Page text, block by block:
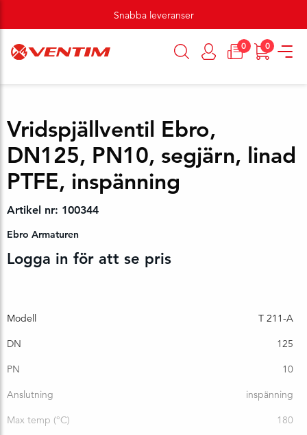
Snabba leveranser
0 0
Vridspjällventil Ebro,
DN125, PN10, segjärn, linad
PTFE, inspänning
Artikel nr: 100344
Ebro Armaturen
Logga in för att se pris
Modell T 211-A
DN 125
PN 10
Anslutning inspänning
Max temp (°C) 180